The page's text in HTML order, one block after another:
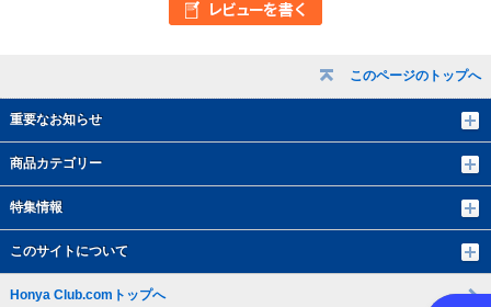
このページのトップへ
重要なお知らせ
商品カテゴリー
特集情報
このサイトについて
Honya Club.comトップへ